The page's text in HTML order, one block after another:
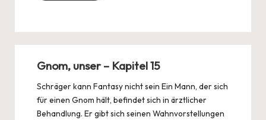
Gnom, unser – Kapitel 15
Schräger kann Fantasy nicht sein Ein Mann, der sich
für einen Gnom hält, befindet sich in ärztlicher
Behandlung. Er gibt sich seinen Wahnvorstellungen